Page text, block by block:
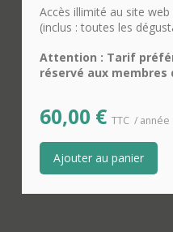
Accès illimité au site web
(inclus : toutes les
Attention : Tarif
réservé aux membres
60,00 € TTC / année
Ajouter au panier